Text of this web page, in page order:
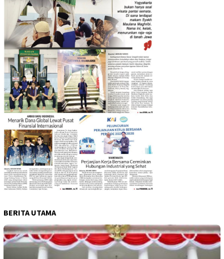
BERITA UTAMA